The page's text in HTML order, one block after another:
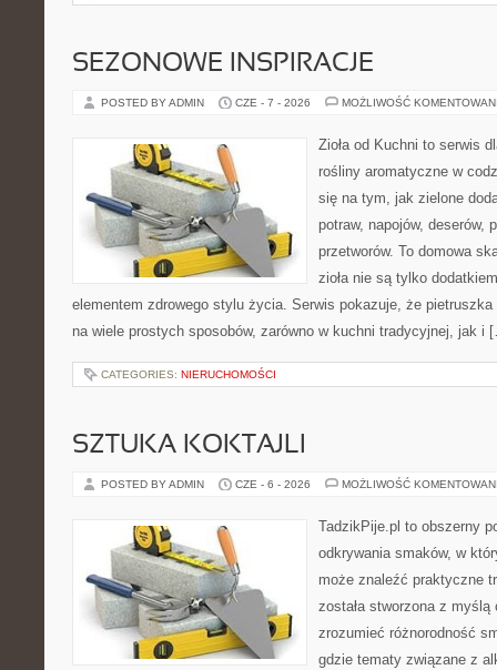
SEZONOWE INSPIRACJE
POSTED BY ADMIN CZE - 7 - 2026 MOŻLIWOŚĆ
Zioła od Kuchni to serwis
rośliny aromatyczne w
się na tym, jak zielone
potraw, napojów, deserów,
przetworów. To domowa
zioła nie są tylko
elementem zdrowego stylu życia. Serwis pokazuje, że
na wiele prostych sposobów, zarówno w kuchni tradycyjnej, jak i
CATEGORIES: NIERUCHOMOŚCI
SZTUKA KOKTAJLI
POSTED BY ADMIN CZE - 6 - 2026 MOŻLIWOŚĆ
TadzikPije.pl to obszerny
odkrywania smaków, w
może znaleźć praktyczne
została stworzona z
zrozumieć różnorodność
gdzie tematy związane z